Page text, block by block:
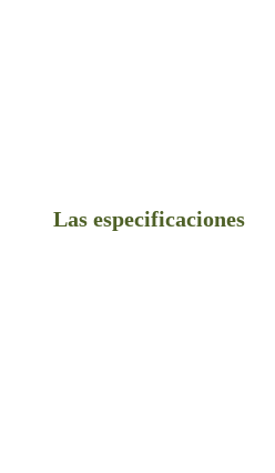
Las especificaciones